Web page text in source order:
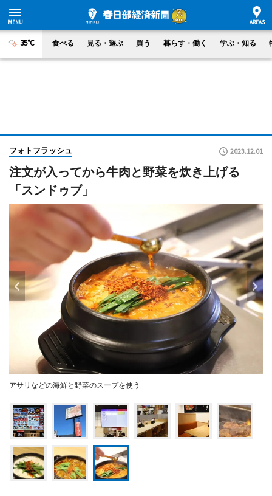
35°C 食べる 見る・遊ぶ 買う 暮らす・働く 学ぶ・知る
フォトフラッシュ 2023.12.01
注文が入ってから牛肉と野菜を炊き上げる
「スンドゥブ」
アサリなどの海鮮と野菜のスープを使う